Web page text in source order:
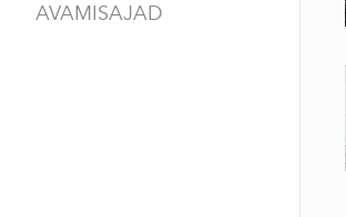
AVAMISAJAD